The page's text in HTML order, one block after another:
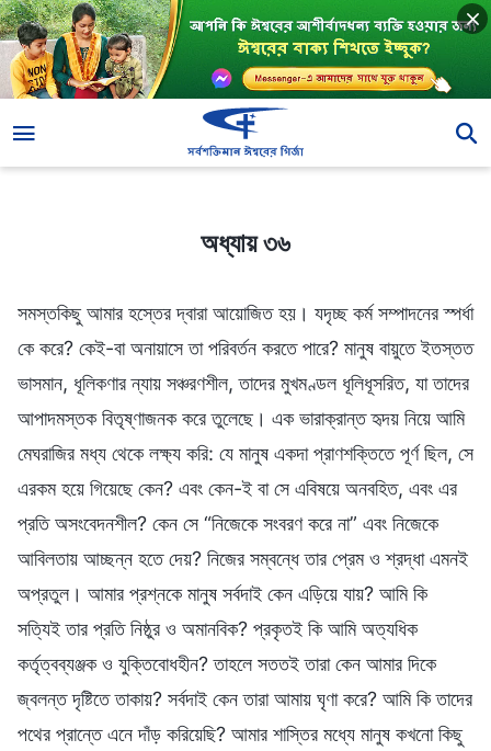
অধ্যায় ৩৬
সমস্তকিছু আমার হস্তের দ্বারা আয়োজিত হয়। যদৃচ্ছ কর্ম সম্পাদনের স্পর্ধা
কে করে? কেই-বা অনায়াসে তা পরিবর্তন করতে পারে? মানুষ বায়ুতে ইতস্তত
ভাসমান, ধূলিকণার ন্যায় সঞ্চরণশীল, তাদের মুখমণ্ডল ধূলিধূসরিত, যা তাদের
আপাদমস্তক বিতৃষ্ণাজনক করে তুলেছে। এক ভারাক্রান্ত হৃদয় নিয়ে আমি
মেঘরাজির মধ্য থেকে লক্ষ্য করি: যে মানুষ একদা প্রাণশক্তিতে পূর্ণ ছিল, সে
এরকম হয়ে গিয়েছে কেন? এবং কেন-ই বা সে এবিষয়ে অনবহিত, এবং এর
প্রতি অসংবেদনশীল? কেন সে “নিজেকে সংবরণ করে না” এবং নিজেকে
আবিলতায় আচ্ছন্ন হতে দেয়? নিজের সম্বন্ধে তার প্রেম ও শ্রদ্ধা এমনই
অপ্রতুল। আমার প্রশ্নকে মানুষ সর্বদাই কেন এড়িয়ে যায়? আমি কি
সত্যিই তার প্রতি নিষ্ঠুর ও অমানবিক? প্রকৃতই কি আমি অত্যধিক
কর্তৃত্বব্যঞ্জক ও যুক্তিবোধহীন? তাহলে সততই তারা কেন আমার দিকে
জ্বলন্ত দৃষ্টিতে তাকায়? সর্বদাই কেন তারা আমায় ঘৃণা করে? আমি কি তাদের
পথের প্রান্তে এনে দাঁড় করিয়েছি? আমার শাস্তির মধ্যে মানুষ কখনো কিছু